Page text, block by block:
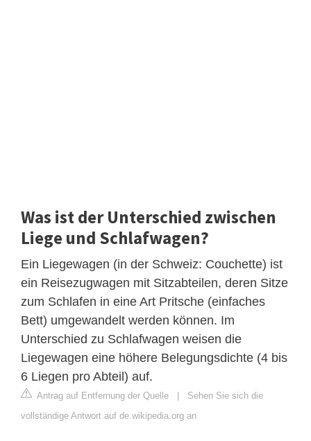
Was ist der Unterschied zwischen
Liege und Schlafwagen?
Ein Liegewagen (in der Schweiz: Couchette) ist
ein Reisezugwagen mit Sitzabteilen, deren Sitze
zum Schlafen in eine Art Pritsche (einfaches
Bett) umgewandelt werden können. Im
Unterschied zu Schlafwagen weisen die
Liegewagen eine höhere Belegungsdichte (4 bis
6 Liegen pro Abteil) auf.
Antrag auf Entfernung der Quelle | Sehen Sie sich die
vollständige Antwort auf de.wikipedia.org an